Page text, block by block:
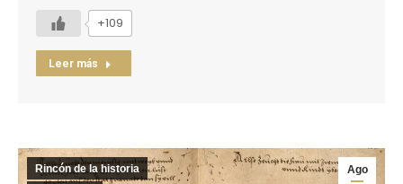
+109
Leer más
Ago
Rincón de la historia